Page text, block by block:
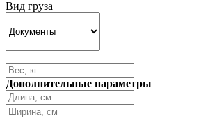
Вид груза
Дополнительные параметры